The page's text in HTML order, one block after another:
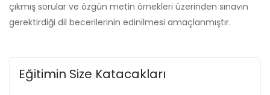
çıkmış sorular ve özgün metin örnekleri üzerinden sınavın
gerektirdiği dil becerilerinin edinilmesi amaçlanmıştır.
Eğitimin Size Katacakları